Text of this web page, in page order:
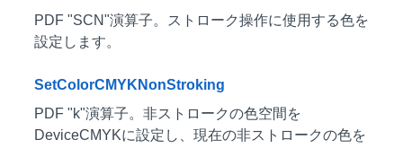
PDF "SCN"演算子。ストローク操作に使用する色を
設定します。
SetColorCMYKNonStroking
PDF "k"演算子。非ストロークの色空間を
DeviceCMYKに設定し、現在の非ストロークの色を